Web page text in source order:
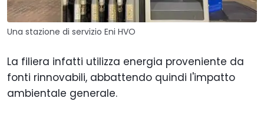
Una stazione di servizio Eni HVO
La filiera infatti utilizza energia proveniente da
fonti rinnovabili, abbattendo quindi l'impatto
ambientale generale.